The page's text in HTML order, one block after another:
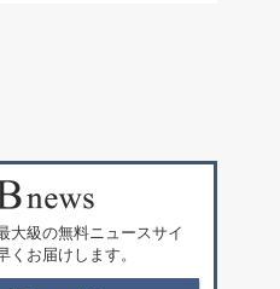
大級の無料ニュースサイ
くお届けします。